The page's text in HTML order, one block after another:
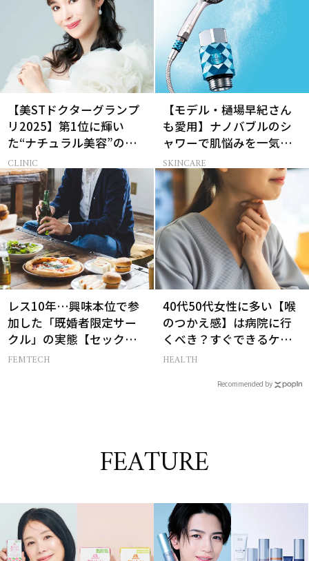
【美STドクターグランプ
リ2025】第1位に輝い
た“ナチュラル美容”の名
医とは？
CLINIC
【モデル・樋場早紀さん
も愛用】ナノバブルのシ
ャワーで肌悩みを一気に
解決
SKINCARE
レス10年…興味本位で参
加した「既婚者限定サー
クル」の実態【セックス
レス AND THE CITY -女た
FEMTECH
40代50代女性に多い【喉
のつかえ感】は病院に行
くべき？すぐできるケア5
選も！
HEALTH
Recommended by
FEATURE